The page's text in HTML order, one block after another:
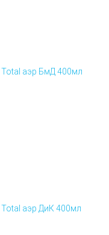
Total аэр БмД 400мл
аэр ДиК 400мл